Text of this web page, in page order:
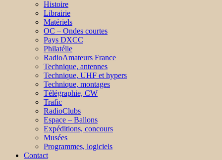
Histoire
Librairie
Matériels
OC – Ondes courtes
Pays DXCC
Philatélie
RadioAmateurs France
Technique, antennes
Technique, UHF et hypers
Technique, montages
Télégraphie, CW
Trafic
RadioClubs
Espace – Ballons
Expéditions, concours
Musées
Programmes, logiciels
Contact